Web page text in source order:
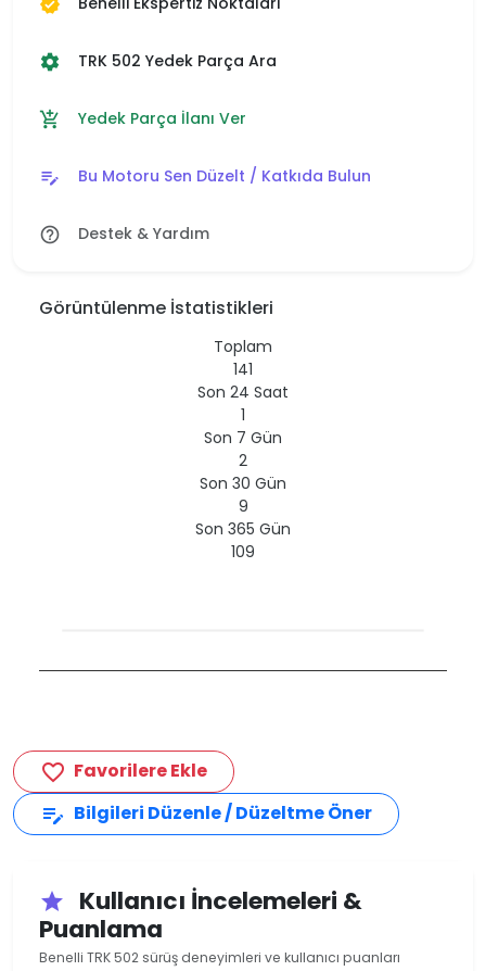
settings TRK 502 Yedek Parça Ara
add_shopping_cart Yedek Parça İlanı Ver
edit_note Bu Motoru Sen Düzelt / Katkıda Bulun
help_outline Destek & Yardım
Görüntülenme İstatistikleri
Toplam
141
Son 24 Saat
1
Son 7 Gün
2
Son 30 Gün
9
Son 365 Gün
109
favorite_border Favorilere Ekle
edit_note Bilgileri Düzenle / Düzeltme Öner
star
Kullanıcı İncelemeleri &
Puanlama
Benelli TRK 502 sürüş deneyimleri ve kullanıcı puanları